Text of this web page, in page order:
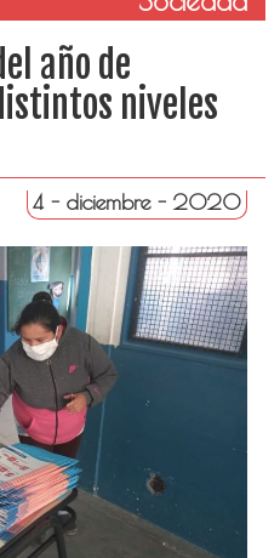
año de
niveles
4 - diciembre - 2020